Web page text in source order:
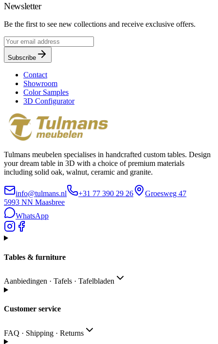
Newsletter
Be the first to see new collections and receive exclusive offers.
Subscribe
Contact
Showroom
Color Samples
3D Configurator
Tulmans meubelen specialises in handcrafted custom tables. Design
your dream table in 3D with a choice of premium materials
including solid oak, walnut, ceramic and granite.
info@tulmans.nl +31 77 390 29 26
Groesweg 47
5993 NN Maasbree
WhatsApp
Tables & furniture
Aanbiedingen · Tafels · Tafelbladen
Customer service
FAQ · Shipping · Returns